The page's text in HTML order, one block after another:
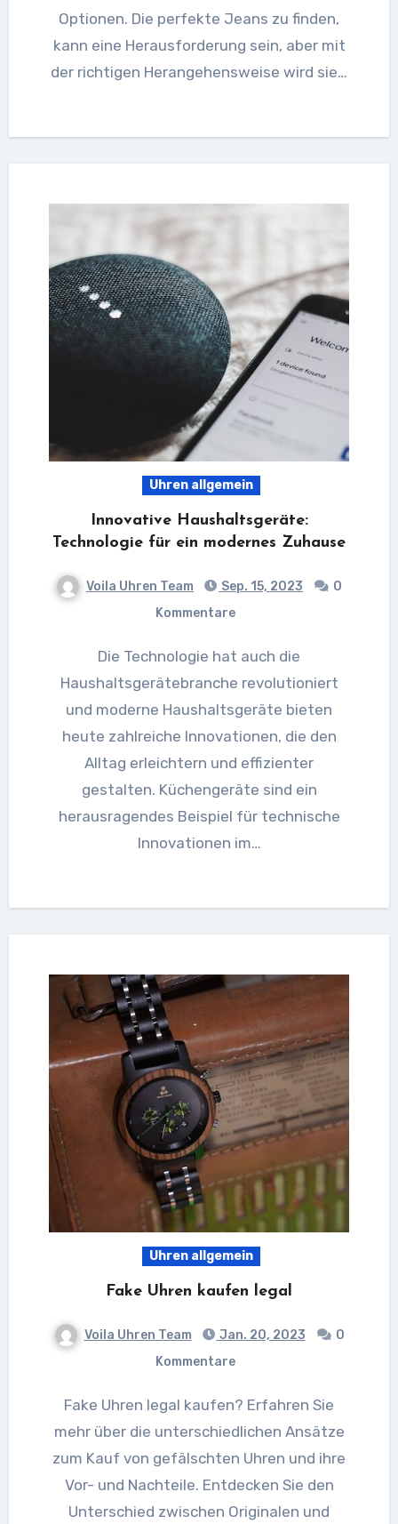
Optionen. Die perfekte Jeans zu finden,
kann eine Herausforderung sein, aber mit
der richtigen Herangehensweise wird sie…
Uhren allgemein
Innovative Haushaltsgeräte:
Technologie für ein modernes Zuhause
Voila Uhren Team Sep. 15, 2023
0
Kommentare
Die Technologie hat auch die
Haushaltsgerätebranche revolutioniert
und moderne Haushaltsgeräte bieten
heute zahlreiche Innovationen, die den
Alltag erleichtern und effizienter
gestalten. Küchengeräte sind ein
herausragendes Beispiel für technische
Innovationen im…
Uhren allgemein
Fake Uhren kaufen legal
Voila Uhren Team Jan. 20, 2023
0
Kommentare
Fake Uhren legal kaufen? Erfahren Sie
mehr über die unterschiedlichen Ansätze
zum Kauf von gefälschten Uhren und ihre
Vor- und Nachteile. Entdecken Sie den
Unterschied zwischen Originalen und